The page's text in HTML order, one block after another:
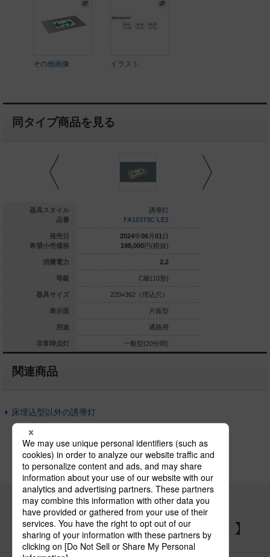
その他画像 イラスト
同タイプ商品を見る
器具スタイル
品番
発売日
希望小売価格
消費電力
等級
器具サイズ
表示面
用途
非常時点灯
誘導灯
円(税抜)
2.3
（埋込穴）
格型(60分間)
誘導灯
FA10373C LE1
2024年06 月 01 日
198,000円(税抜)
2.2
C級(10形)
220×362（埋込穴）
片面型
通路用
一般型(20分間)
関連商品
床埋込型以外の誘導灯
パナソニックの電気設備 SNSアカウント